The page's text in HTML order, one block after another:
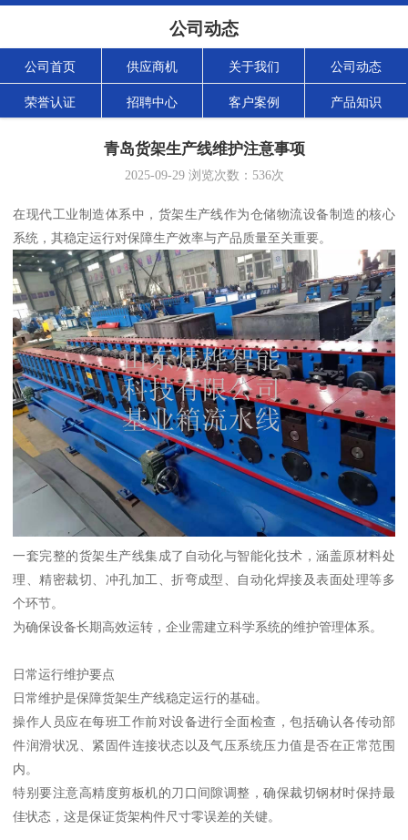
公司动态
公司首页 供应商机 关于我们 公司动态
荣誉认证 招聘中心 客户案例 产品知识
青岛货架生产线维护注意事项
2025-09-29浏览次数： 536次
在现代工业制造体系中，货架生产线作为仓储物流设备制造的核心
系统，其稳定运行对保障生产效率与产品质量至关重要。
一套完整的货架生产线集成了自动化与智能化技术，涵盖原材料处
理、精密裁切、冲孔加工、折弯成型、自动化焊接及表面处理等多
个环节。
为确保设备长期高效运转，企业需建立科学系统的维护管理体系。
日常运行维护要点
日常维护是保障货架生产线稳定运行的基础。
操作人员应在每班工作前对设备进行全面检查，包括确认各传动部
件润滑状况、紧固件连接状态以及气压系统压力值是否在正常范围
内。
特别要注意高精度剪板机的刀口间隙调整，确保裁切钢材时保持最
佳状态，这是保证货架构件尺寸零误差的关键。